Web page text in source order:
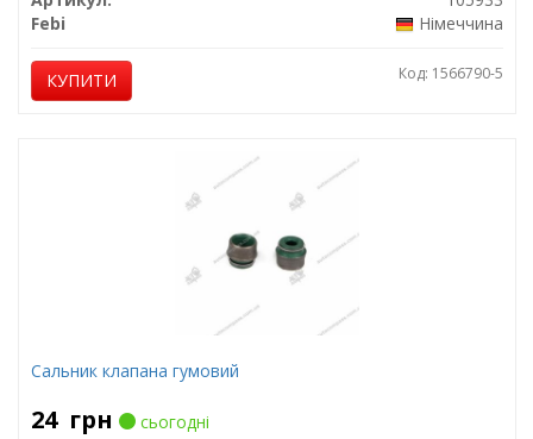
Febi
Німеччина
КУПИТИ Код: 1566790-5
Сальник клапана гумовий
24 грн
сьогодні